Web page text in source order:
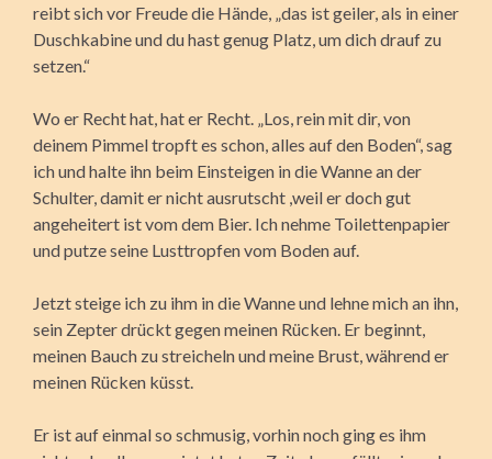
reibt sich vor Freude die Hände, „das ist geiler, als in einer
Duschkabine und du hast genug Platz, um dich drauf zu
setzen.“
Wo er Recht hat, hat er Recht. „Los, rein mit dir, von
deinem Pimmel tropft es schon, alles auf den Boden“, sag
ich und halte ihn beim Einsteigen in die Wanne an der
Schulter, damit er nicht ausrutscht ,weil er doch gut
angeheitert ist vom dem Bier. Ich nehme Toilettenpapier
und putze seine Lusttropfen vom Boden auf.
Jetzt steige ich zu ihm in die Wanne und lehne mich an ihn,
sein Zepter drückt gegen meinen Rücken. Er beginnt,
meinen Bauch zu streicheln und meine Brust, während er
meinen Rücken küsst.
Er ist auf einmal so schmusig, vorhin noch ging es ihm